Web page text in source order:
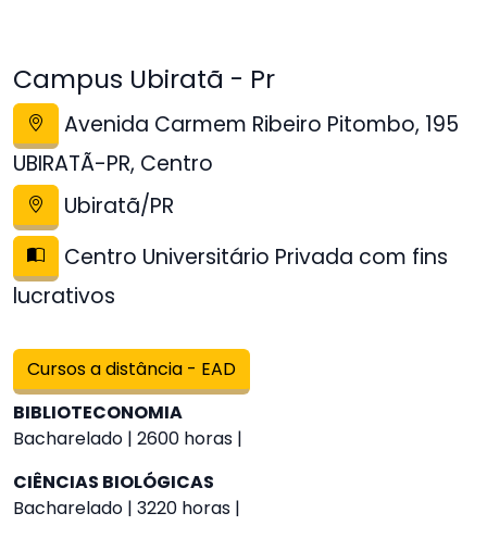
Campus Ubiratã - Pr
Avenida Carmem Ribeiro Pitombo, 195
UBIRATÃ-PR, Centro
Ubiratã/PR
Centro Universitário Privada com fins
lucrativos
Cursos a distância - EAD
BIBLIOTECONOMIA
Bacharelado | 2600 horas |
CIÊNCIAS BIOLÓGICAS
Bacharelado | 3220 horas |